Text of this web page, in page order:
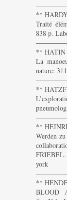
**
Traité
838 p.
**
La
nature:
**
**
Werden
york
**
BLOOD